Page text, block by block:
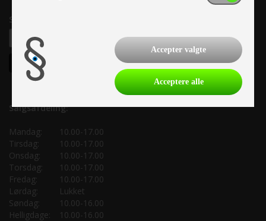
Samtykke til nyhedsbrev
Salgsafdeling:
Mandag:
10.00-17.00
Tirsdag:
10.00-17.00
Onsdag:
10.00-17.00
Torsdag:
10.00-17.00
Fredag:
10.00-17.00
Lørdag:
Lukket
Søndag:
10.00-16.00
Helligdage:
10.00-16.00
Accepter valgte
Acceptere alle